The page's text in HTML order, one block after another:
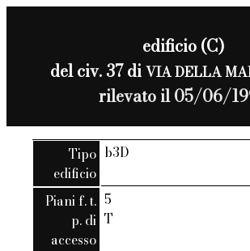
edificio (C)
del civ. 37 diVIA DELLA
rilevato il 05/06/
Tipo
edificio
b3D
Piani f. t.
p. di
accesso
5
T